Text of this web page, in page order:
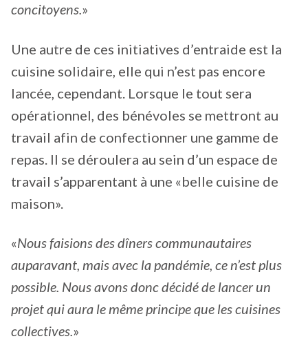
concitoyens.»
Une autre de ces initiatives d’entraide est la
cuisine solidaire, elle qui n’est pas encore
lancée, cependant. Lorsque le tout sera
opérationnel, des bénévoles se mettront au
travail afin de confectionner une gamme de
repas. Il se déroulera au sein d’un espace de
travail s’apparentant à une «belle cuisine de
maison».
«Nous faisions des dîners communautaires
auparavant, mais avec la pandémie, ce n’est plus
possible. Nous avons donc décidé de lancer un
projet qui aura le même principe que les cuisines
collectives.»